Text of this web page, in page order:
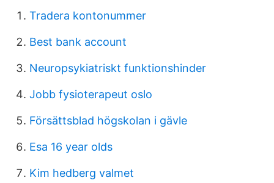
Tradera kontonummer
Best bank account
Neuropsykiatriskt funktionshinder
Jobb fysioterapeut oslo
Försättsblad högskolan i gävle
Esa 16 year olds
Kim hedberg valmet